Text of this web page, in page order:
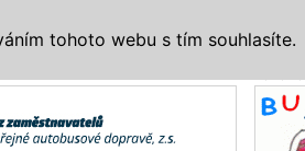
tohoto webu s tím souhlasíte.